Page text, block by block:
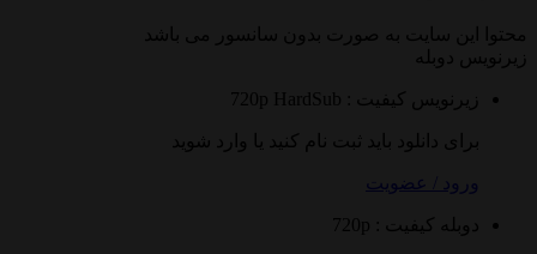
سایت به صورت بدون سانسور می باشد
کیفیت : 720pHardSub
دانلود باید ثبت نام کنید یا وارد شوید
/ عضویت
کیفیت : 720p